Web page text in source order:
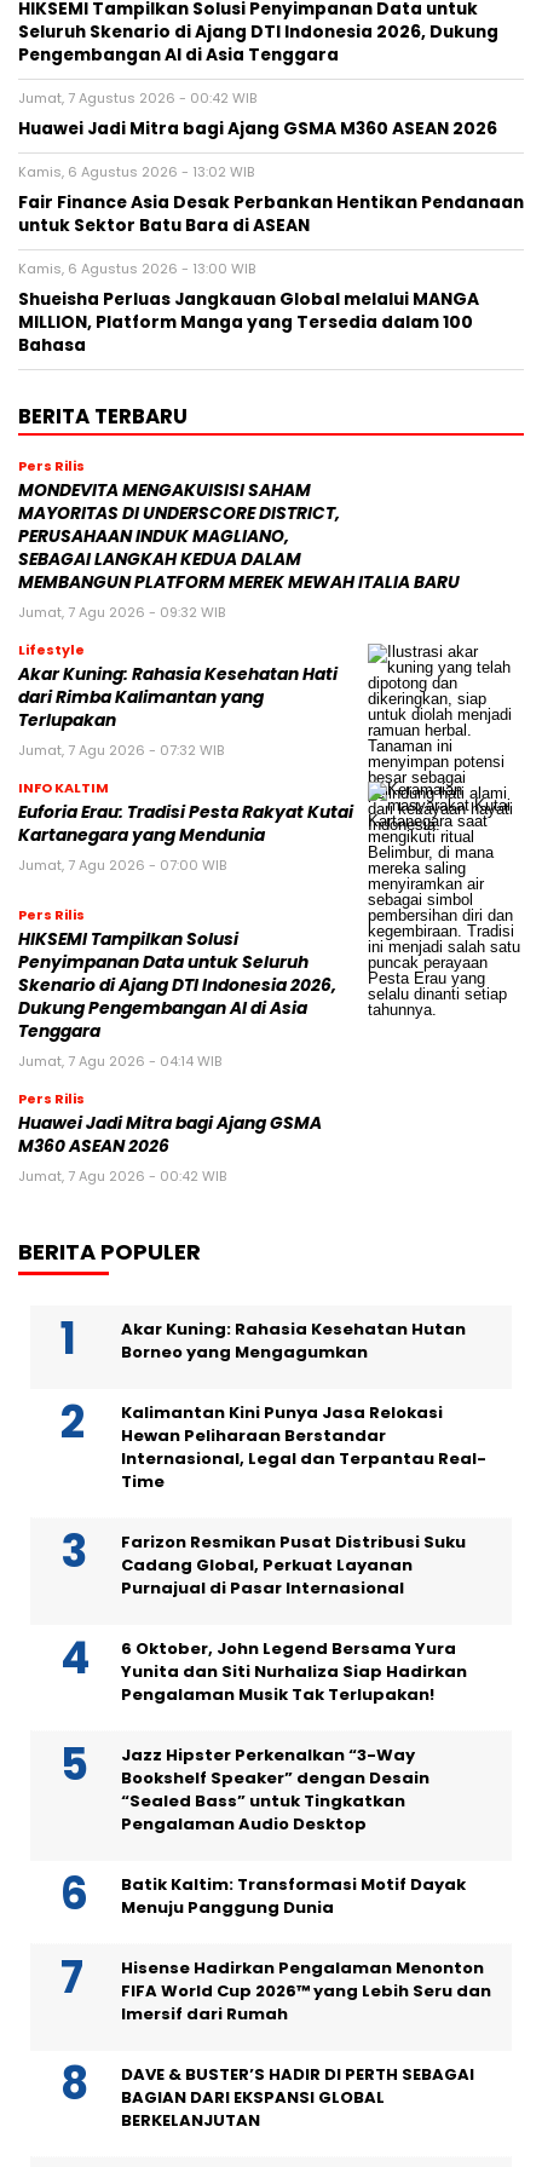
HIKSEMI Tampilkan Solusi Penyimpanan Data untuk
Seluruh Skenario di Ajang DTI Indonesia 2026, Dukung
Pengembangan AI di Asia Tenggara
Jumat, 7 Agustus 2026 - 00:42 WIB
Huawei Jadi Mitra bagi Ajang GSMA M360 ASEAN 2026
Kamis, 6 Agustus 2026 - 13:02 WIB
Fair Finance Asia Desak Perbankan Hentikan Pendanaan
untuk Sektor Batu Bara di ASEAN
Kamis, 6 Agustus 2026 - 13:00 WIB
Shueisha Perluas Jangkauan Global melalui MANGA
MILLION, Platform Manga yang Tersedia dalam 100
Bahasa
BERITA TERBARU
Pers Rilis
MONDEVITA MENGAKUISISI SAHAM
MAYORITAS DI UNDERSCORE DISTRICT,
PERUSAHAAN INDUK MAGLIANO,
SEBAGAI LANGKAH KEDUA DALAM
MEMBANGUN PLATFORM MEREK MEWAH ITALIA BARU
Jumat, 7 Agu 2026 - 09:32 WIB
Lifestyle
Akar Kuning: Rahasia Kesehatan Hati
dari Rimba Kalimantan yang
Terlupakan
Jumat, 7 Agu 2026 - 07:32 WIB
INFO KALTIM
Euforia Erau: Tradisi Pesta Rakyat Kutai
Kartanegara yang Mendunia
Jumat, 7 Agu 2026 - 07:00 WIB
Pers Rilis
HIKSEMI Tampilkan Solusi
Penyimpanan Data untuk Seluruh
Skenario di Ajang DTI Indonesia 2026,
Dukung Pengembangan AI di Asia
Tenggara
Jumat, 7 Agu 2026 - 04:14 WIB
Pers Rilis
Huawei Jadi Mitra bagi Ajang GSMA
M360 ASEAN 2026
Jumat, 7 Agu 2026 - 00:42 WIB
BERITA POPULER
Akar Kuning: Rahasia Kesehatan Hutan
Borneo yang Mengagumkan
Kalimantan Kini Punya Jasa Relokasi
Hewan Peliharaan Berstandar
Internasional, Legal dan Terpantau Real-
Time
Farizon Resmikan Pusat Distribusi Suku
Cadang Global, Perkuat Layanan
Purnajual di Pasar Internasional
6 Oktober, John Legend Bersama Yura
Yunita dan Siti Nurhaliza Siap Hadirkan
Pengalaman Musik Tak Terlupakan!
Jazz Hipster Perkenalkan “3-Way
Bookshelf Speaker” dengan Desain
“Sealed Bass” untuk Tingkatkan
Pengalaman Audio Desktop
Batik Kaltim: Transformasi Motif Dayak
Menuju Panggung Dunia
Hisense Hadirkan Pengalaman Menonton
FIFA World Cup 2026™ yang Lebih Seru dan
Imersif dari Rumah
DAVE & BUSTER’S HADIR DI PERTH SEBAGAI
BAGIAN DARI EKSPANSI GLOBAL
BERKELANJUTAN